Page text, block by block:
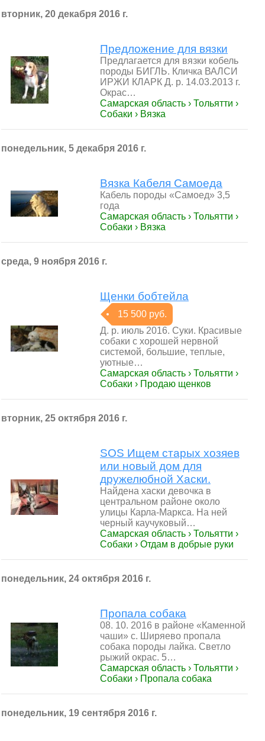
вторник, 20 декабря 2016 г.
Предложение для вязки
Предлагается для вязки кобель
породы БИГЛЬ. Кличка ВАЛСИ
ИРЖИ КЛАРК Д. р. 14.03.2013 г.
Окрас…
Самарская область › Тольятти ›
Собаки › Вязка
понедельник, 5 декабря 2016 г.
Вязка Кабеля Самоеда
Кабель породы «Самоед» 3,5
года
Самарская область › Тольятти ›
Собаки › Вязка
среда, 9 ноября 2016 г.
Щенки бобтейла
15 500 руб.
Д. р. июль 2016. Суки. Красивые
собаки с хорошей нервной
системой, большие, теплые,
уютные…
Самарская область › Тольятти ›
Собаки › Продаю щенков
вторник, 25 октября 2016 г.
SOS Ищем старых хозяев
или новый дом для
дружелюбной Хаски.
Найдена хаски девочка в
центральном районе около
улицы Карла-Маркса. На ней
черный каучуковый…
Самарская область › Тольятти ›
Собаки › Отдам в добрые руки
понедельник, 24 октября 2016 г.
Пропала собака
08. 10. 2016 в районе «Каменной
чаши» с. Ширяево пропала
собака породы лайка. Светло
рыжий окрас. 5…
Самарская область › Тольятти ›
Собаки › Пропала собака
понедельник, 19 сентября 2016 г.